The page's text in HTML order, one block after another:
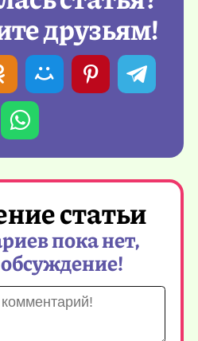
друзьям!
статьи
пока нет,